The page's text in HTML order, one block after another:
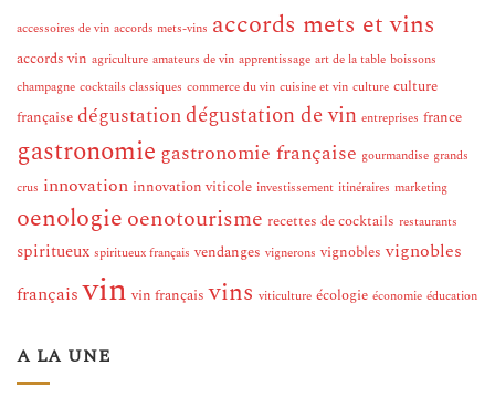
accessoires de vin accords mets-vins accords mets et vins
accords vin agriculture amateurs de vin apprentissage art de la table boissons
champagne cocktails classiques commerce du vin cuisine et vin culture culture
française dégustationdégustation de vin entreprises france
gastronomie gastronomie française gourmandise grands
crus innovation innovation viticole investissement itinéraires marketing
oenologie oenotourisme recettes de cocktails restaurants
spiritueux spiritueux français vendanges vignerons vignobles vignobles
français vin vin français vins viticulture écologie économie éducation
A LA UNE